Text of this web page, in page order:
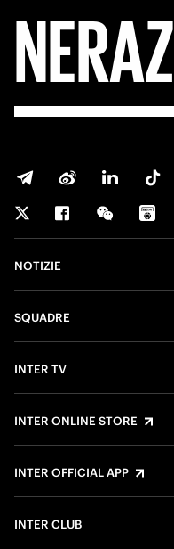
FORZA
NOTIZIE
SQUADRE
INTER TV
INTER ONLINE STORE
INTER OFFICIAL APP
INTER CLUB